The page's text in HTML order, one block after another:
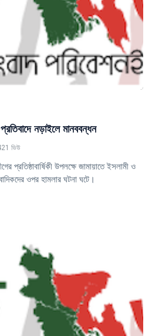
নড়াইলে মানববন্ধন
ভিউ
প্রতিষ্ঠাবার্ষিকী উপলক্ষে জামায়াতে ইসলামী ও
ওপর হামলার ঘটনা ঘটে।